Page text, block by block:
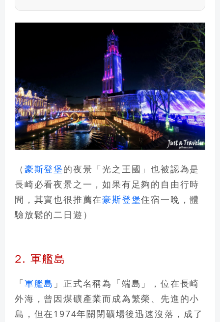
（ 豪斯登堡的夜景「光之王國」也被認為是
長崎必看夜景之一，如果有足夠的自由行時
間，其實也很推薦在豪斯登堡住宿一晚，體
驗放鬆的二日遊）
2. 軍艦島
「軍艦島 」正式名稱為「端島」，位在長崎
外海，曾因煤礦產業而成為繁榮、先進的小
島，但在1974年關閉礦場後迅速沒落，成了